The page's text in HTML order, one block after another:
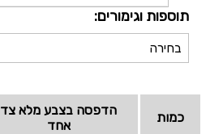
תוספות וגימורים:
בחירה
כמות
הדפסה בצבע מלא צד
אחד